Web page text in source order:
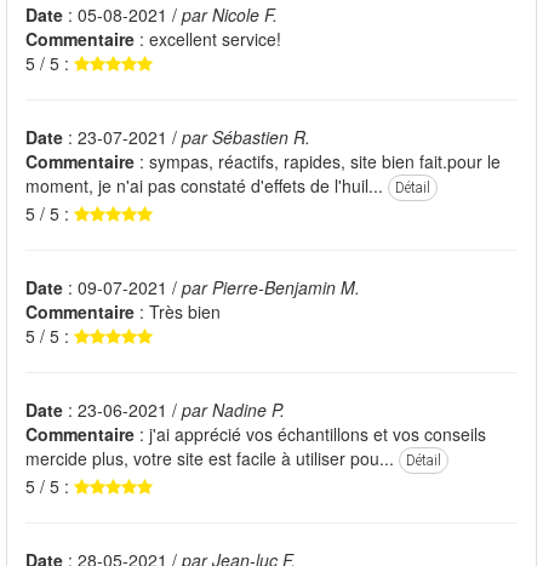
Date : 05-08-2021 / par Nicole F.
Commentaire : excellent service!
5 / 5 :
Date : 23-07-2021 / par Sébastien R.
Commentaire : sympas, réactifs, rapides, site bien fait.pour le
moment, je n'ai pas constaté d'effets de l'huil...
Détail
5 / 5 :
Date : 09-07-2021 / par Pierre-Benjamin M.
Commentaire : Très bien
5 / 5 :
Date : 23-06-2021 / par Nadine P.
Commentaire : j'ai apprécié vos échantillons et vos conseils
mercide plus, votre site est facile à utiliser pou...
Détail
5 / 5 :
Date : 28-05-2021 / par Jean-luc F.